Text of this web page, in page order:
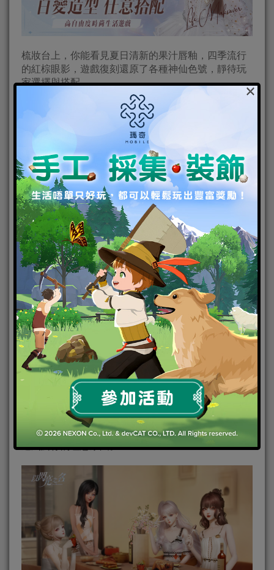
梳妝台上，你能看見夏日清新的果汁唇釉，四季流行
的紅棕眼影，遊戲復刻還原了各種神仙色號，靜待玩
家選擇與搭配。
l 開放大空間，建造理想家園
在《以閃亮之名》，你能定義的遠不止穿搭，而是一
大片開放空間——你將擁有一套大房子，並在這裡邂
逅屬於你的理想家園。
×